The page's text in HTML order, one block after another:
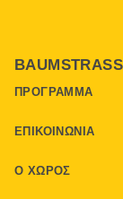
ΠΡΌΓΡΑΜΜΑ
ΕΠΙΚΟΙΝΩΝΊΑ
Ο ΧΏΡΟΣ